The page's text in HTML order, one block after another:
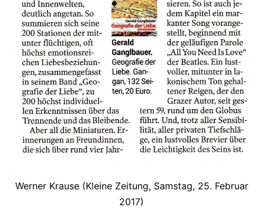
Werner Krause (Kleine Zeitung, Samstag, 25. Februar
2017)